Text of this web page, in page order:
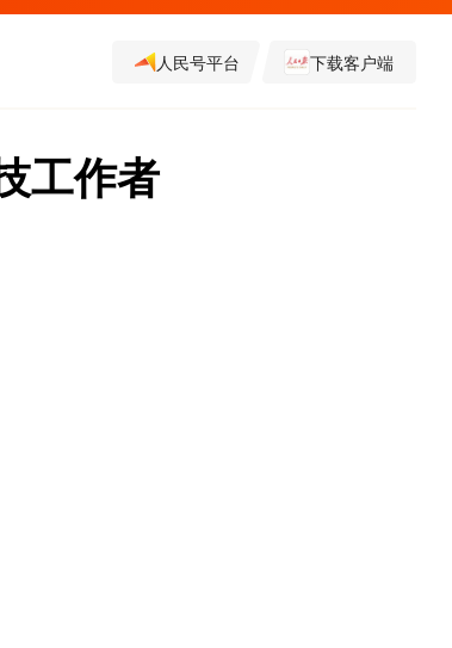
人民号平台 下载客户端
工作者